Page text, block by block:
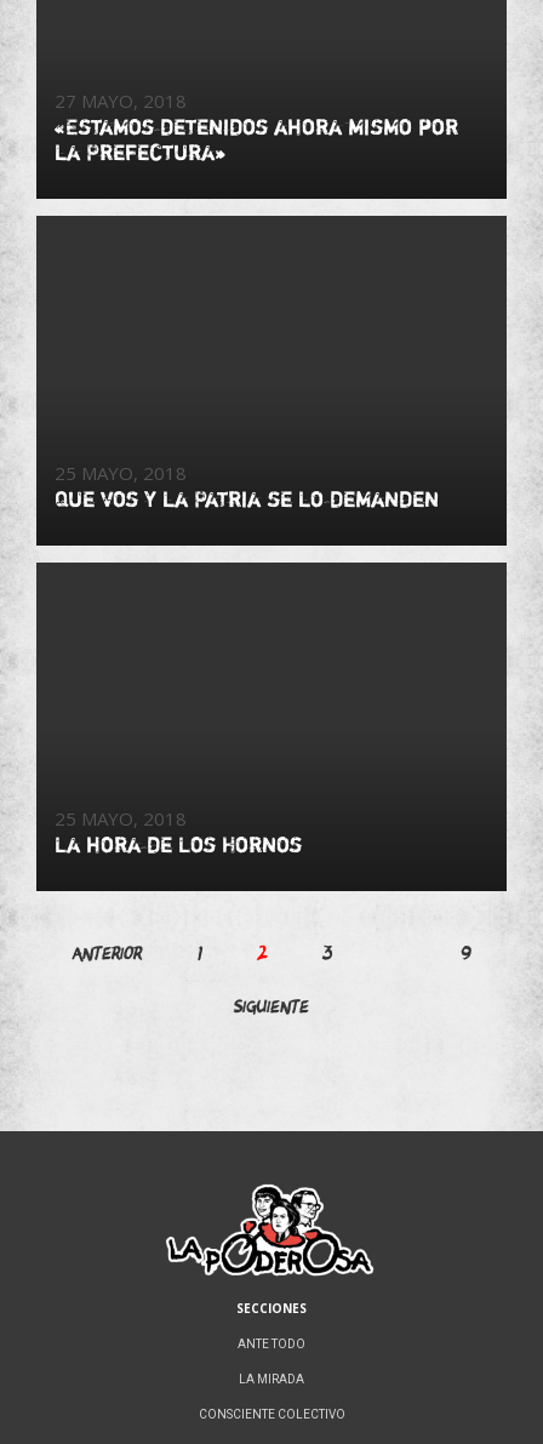
27 MAYO, 2018
«Estamos detenidos ahora mismo por
la Prefectura»
25 MAYO, 2018
Que vos y la Patria se lo demanden
25 MAYO, 2018
La hora de Los Hornos
Paginación
Anterior 1 2 3 9
Siguiente
SECCIONES
ANTE TODO
LA MIRADA
CONSCIENTE COLECTIVO